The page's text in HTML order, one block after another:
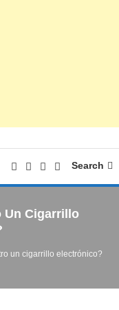
Search
Un Cigarrillo
un cigarrillo electrónico?